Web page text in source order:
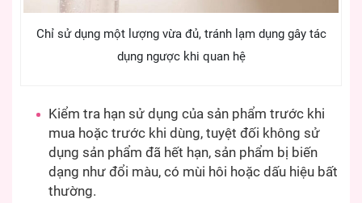
Chỉ sử dụng một lượng vừa đủ, tránh lạm dụng gây tác
dụng ngược khi quan hệ
Kiểm tra hạn sử dụng của sản phẩm trước khi
mua hoặc trước khi dùng, tuyệt đối không sử
dụng sản phẩm đã hết hạn, sản phẩm bị biến
dạng như đổi màu, có mùi hôi hoặc dấu hiệu bất
thường.